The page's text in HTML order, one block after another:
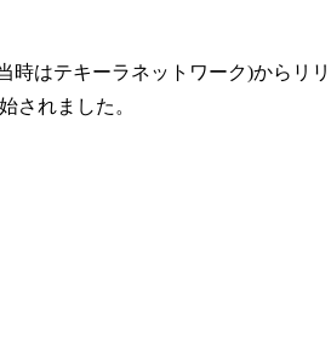
時はテキーラネットワーク)からリ
されました。